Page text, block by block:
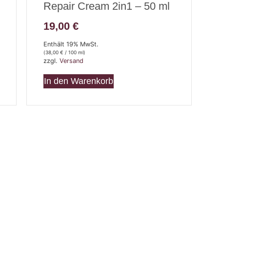
Repair Cream 2in1 – 50 ml
19,00€
Enthält 19% MwSt.
(38,00€ / 100 ml)
zzgl.Versand
In den Warenkorb